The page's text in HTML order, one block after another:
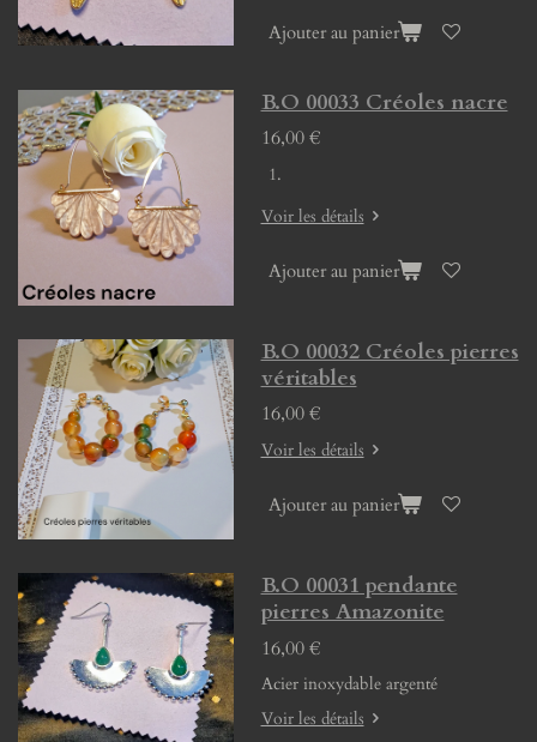
Ajouter au panier
B.O 00033 Créoles nacre
16,00 €
Voir les détails
Ajouter au panier
B.O 00032 Créoles pierres
véritables
16,00 €
Voir les détails
Ajouter au panier
B.O 00031 pendante
pierres Amazonite
16,00 €
Acier inoxydable argenté
Voir les détails